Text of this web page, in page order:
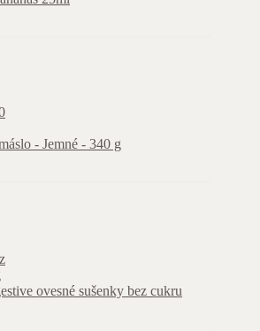
- Jemné - 340 g
ovesné sušenky bez cukru